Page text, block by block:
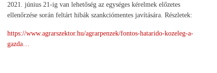
2021. június 21-ig van lehetőség az egységes kérelmek előzetes
ellenőrzése során feltárt hibák szankciómentes javítására. Részletek:
https://www.agrarszektor.hu/agrarpenzek/fontos-hatarido-kozeleg-a-
gazda…